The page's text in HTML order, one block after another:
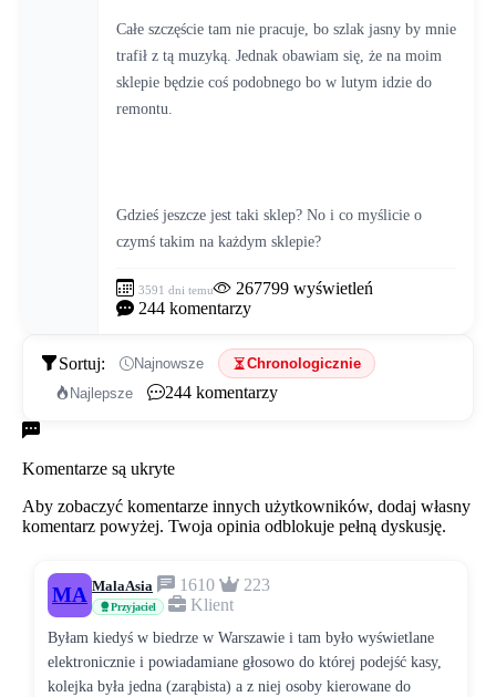
Całe szczęście tam nie pracuje, bo szlak jasny by mnie
trafił z tą muzyką. Jednak obawiam się, że na moim
sklepie będzie coś podobnego bo w lutym idzie do
remontu.
Gdzieś jeszcze jest taki sklep? No i co myślicie o
czymś takim na każdym sklepie?
3591 dni temu 267799 wyświetleń
244 komentarzy
Sortuj: Najnowsze
Chronologicznie
Najlepsze
244 komentarzy
Komentarze
Komentarze są ukryte
Aby zobaczyć komentarze innych użytkowników, dodaj własny
komentarz powyżej. Twoja opinia odblokuje pełną dyskusję.
MA MalaAsia 1610 223
Przyjaciel Klient
Byłam kiedyś w biedrze w Warszawie i tam było wyświetlane
elektronicznie i powiadamiane głosowo do której podejść kasy,
kolejka była jedna (zarąbista) a z niej osoby kierowane do